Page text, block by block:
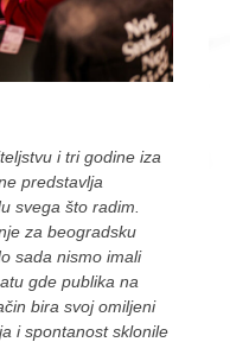
i tri godine iza
predstavlja
svega što radim.
za beogradsku
sada nismo imali
gde publika na
bira svoj omiljeni
i spontanost sklonile